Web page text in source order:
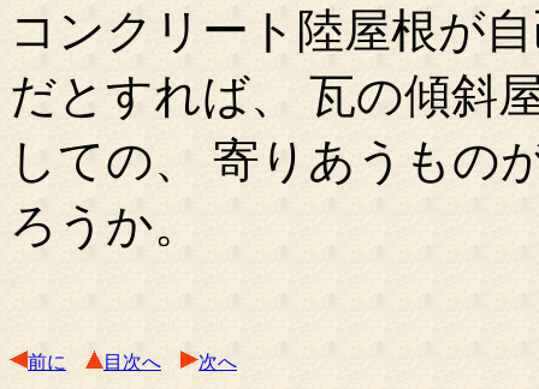
コンクリート陸屋根が
だとすれば、 瓦の傾斜
しての、 寄りあうもの
ろうか。
前に 目次へ 次へ